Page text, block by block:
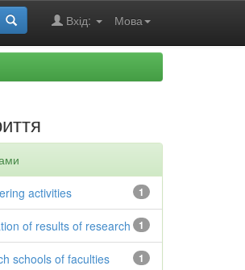
Мова
Вхід:
1
activities
1
of results of research
1
schools of faculties